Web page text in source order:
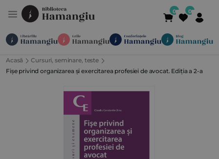
Module Publicații
Suport Contact Newsletter
Acasă
Cursuri, seminare, teste
Fișe privind organizarea și exercitarea profesiei de avocat. Ediția a 2-a